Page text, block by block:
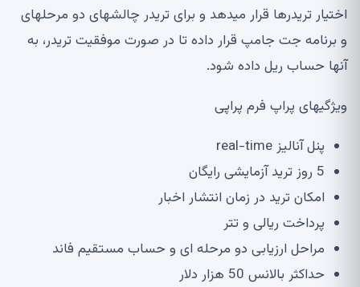
اختیار تریدرها قرار میدهد و برای تریدر چالشهای دو مرحلهای
و برنامه جت جامپ قرار داده تا در صورت موفقیت تریدر، به
آنها حساب ریل داده شود.
ویژگیهای پراپ فرم پراپی
پنلآنالیز
5 روز ترید آزمایشی رایگان
امکان ترید در زمان انتشار اخبار
پرداخت ریالی و تتر
مراحل ارزیابی دو مرحله ای و حساب مستقیم فاند
حداکثر بالانس
هزار دلار